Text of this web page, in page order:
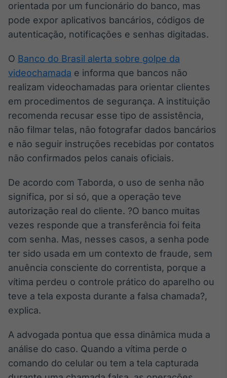
BroadFast
Em breve
Gestão de
Investimentos
Em breve
Tokenização
Crédito
Em breve
orientada por um funcionário do banco, mas
pode expor aplicativos bancários, códigos de
autenticação, notificações e senhas digitadas.
O Banco do Brasil alerta sobre golpe da
videochamada e informa que bancos não
realizam videochamadas para orientar clientes
em procedimentos de segurança. A instituição
recomenda recusar esse tipo de assistência,
não filmar telas, não fotografar dados bancários
e não seguir instruções recebidas por contatos
não confirmados pelos canais oficiais.
De acordo com Taborda, o uso de senha não
significa, por si só, que a operação teve
autorização real do cliente. ?O banco muitas
vezes responde que a transferência foi feita
com senha. Mas, nesses casos, a senha pode
ter sido usada em um contexto de fraude, sem
anuência consciente do correntista, porque a
vítima perdeu o controle prático do aparelho ou
teve a tela exposta durante a falsa chamada?,
explica.
A advogada pontua que essa dinâmica muda a
análise do caso. Quando a vítima perde o
comando do celular ou tem a tela capturada